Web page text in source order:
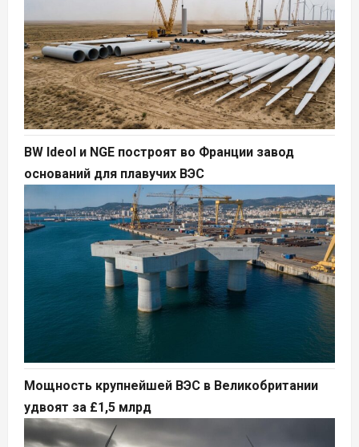
BW Ideol и NGE построят во Франции завод
оснований для плавучих ВЭС
Мощность крупнейшей ВЭС в Великобритании
удвоят за £1,5 млрд